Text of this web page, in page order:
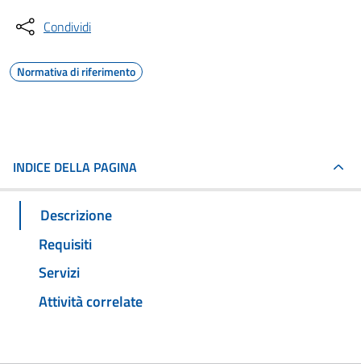
Condividi
Normativa di riferimento
INDICE DELLA PAGINA
Descrizione
Requisiti
Servizi
Attività correlate